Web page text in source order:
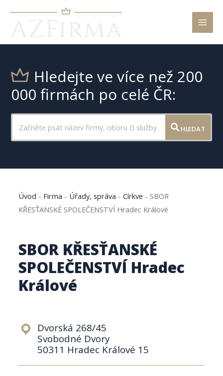
Hledejte ve více než 200
000 firmách po celé ČR:
HLEDAT
Úvod - Firma - Úřady, správa -Církve - SBOR
KŘESŤANSKÉ SPOLEČENSTVÍ Hradec Králové
SBOR KŘESŤANSKÉ
SPOLEČENSTVÍ Hradec
Králové
Dvorská 268/45
Svobodné Dvory
50311 Hradec Králové 15